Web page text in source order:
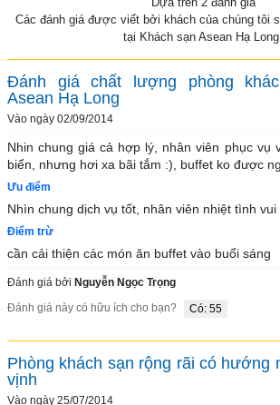
Các đánh giá được viết bởi khách của chúng tôi
tại Khách sạn Asean Hạ Long.
Đánh giá chất lượng phòng
Asean Hạ Long
Vào ngày 02/09/2014
Nhin chung giá cả hợp lý, nhân viên phục vụ
biển, nhưng hơi xa bãi tắm :), buffet ko được
Ưu điểm
Nhìn chung dịch vụ tốt, nhân viên nhiệt tình vui
Điểm trừ
cần cải thiện các món ăn buffet vào buổi sáng
Đánh giá bởi Nguyễn Ngọc Trọng
Đánh giá này có hữu ích cho bạn?
Có: 55
Phòng khách sạn rộng rãi có hướng
vịnh
Vào ngày 25/07/2014